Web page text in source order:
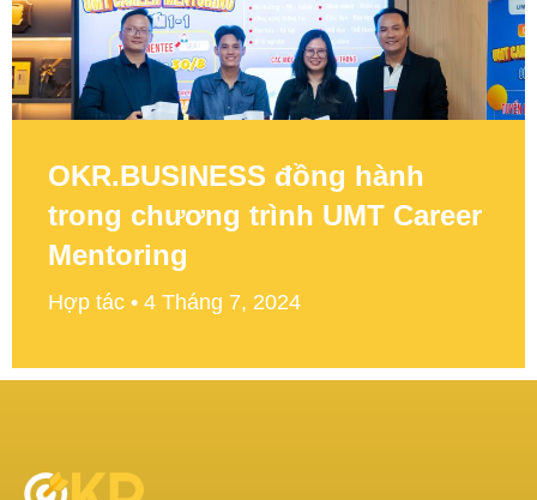
OKR.BUSINESS đồng hành
trong chương trình UMT Career
Mentoring
Hợp tác 4 Tháng 7, 2024